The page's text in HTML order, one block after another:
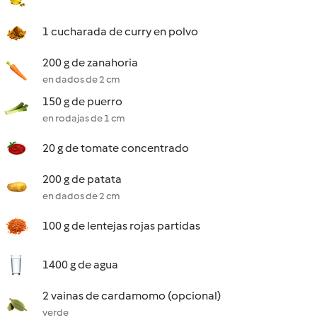
1 cucharada de curry en polvo
200 g de zanahoria
en dados de 2 cm
150 g de puerro
en rodajas de 1 cm
20 g de tomate concentrado
200 g de patata
en dados de 2 cm
100 g de lentejas rojas partidas
1400 g de agua
2 vainas de cardamomo (opcional)
verde